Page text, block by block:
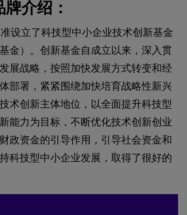
介绍：
设立了科技型中小企业技术创新基金
基金）。创新基金自成立以来，深入贯
展战略，按照加快发展方式转变和经
部署，紧紧围绕加快培育战略性新兴
术创新主体地位，以全面提升科技型
能力为目标，不断优化技术创新创业
政资金的引导作用，引导社会资金和
科技型中小企业发展，取得了很好的